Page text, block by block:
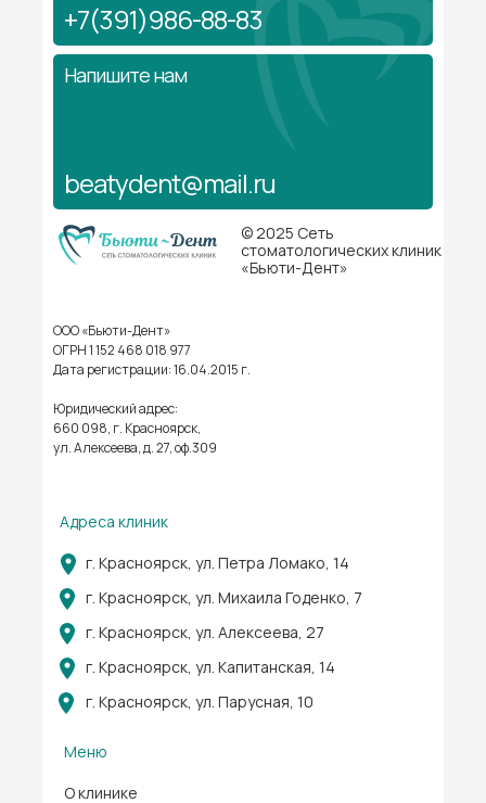
+7(391)986-88-83
Напишите нам
beatydent@mail.ru
© 2025 Сеть
стоматологических клиник
«Бьюти-Дент»
ООО «Бьюти-Дент»
ОГРН 1 152 468 018 977
Дата регистрации: 16.04.2015 г.
Юридический адрес:
660 098, г. Красноярск,
ул. Алексеева, д. 27, оф.309
Меню
О клинике
г. Красноярск, ул. Парусная, 10
г. Красноярск, ул. Капитанская, 14
г. Красноярск, ул. Алексеева, 27
г. Красноярск, ул. Михаила Годенко, 7
г. Красноярск, ул. Петра Ломако, 14
Адреса клиник